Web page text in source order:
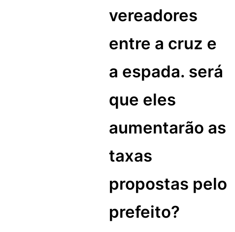
vereadores
entre a cruz e
a espada. será
que eles
aumentarão as
taxas
propostas pelo
prefeito?